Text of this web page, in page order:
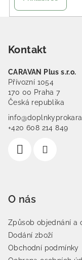
Kontakt
CARAVAN Plus s.r.o.
Přívozní 1054
170 00 Praha 7
Česká republika
+420 608 214 849
O nás
Způsob objednání a
Dodání zboží
Obchodní podmínky